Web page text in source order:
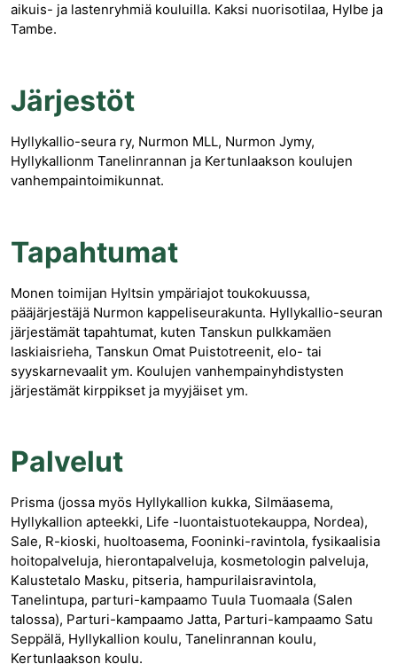
aikuis- ja lastenryhmiä kouluilla. Kaksi nuorisotilaa, Hylbe ja
Tambe.
Järjestöt
Hyllykallio-seura ry, Nurmon MLL, Nurmon Jymy,
Hyllykallionm Tanelinrannan ja Kertunlaakson koulujen
vanhempaintoimikunnat.
Tapahtumat
Monen toimijan Hyltsin ympäriajot toukokuussa,
pääjärjestäjä Nurmon kappeliseurakunta. Hyllykallio-seuran
järjestämät tapahtumat, kuten Tanskun pulkkamäen
laskiaisrieha, Tanskun Omat Puistotreenit, elo- tai
syyskarnevaalit ym. Koulujen vanhempainyhdistysten
järjestämät kirppikset ja myyjäiset ym.
Palvelut
Prisma (jossa myös Hyllykallion kukka, Silmäasema,
Hyllykallion apteekki, Life -luontaistuotekauppa, Nordea),
Sale, R-kioski, huoltoasema, Fooninki-ravintola, fysikaalisia
hoitopalveluja, hierontapalveluja, kosmetologin palveluja,
Kalustetalo Masku, pitseria, hampurilaisravintola,
Tanelintupa, parturi-kampaamo Tuula Tuomaala (Salen
talossa), Parturi-kampaamo Jatta, Parturi-kampaamo Satu
Seppälä, Hyllykallion koulu, Tanelinrannan koulu,
Kertunlaakson koulu.